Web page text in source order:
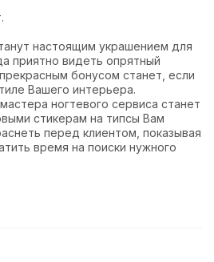
настоящим украшением для
приятно видеть опрятный
бонусом станет, если
Вашего интерьера.
ногтевого сервиса станет
стикерам на типсы Вам
перед клиентом, показывая
время на поиски нужного